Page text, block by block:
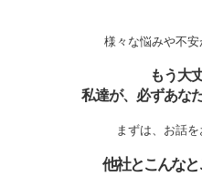
様々な悩みや不安
もう大
私達が、必ずあな
まずは、お話を
他社とこんなと